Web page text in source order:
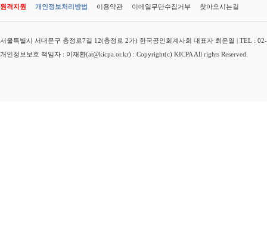
원격지원 개인정보처리방법 이용약관 이메일무단수집거부 찾아오시는길
서울특별시 서대문구 충정로7길 12(충정로 2가) 한국공인회계사회 대표자 최운열 | TEL :
개인정보보호 책임자 : 이재환(at@kicpa.or.kr) : Copyright(c) KICPA All rights Reserved.